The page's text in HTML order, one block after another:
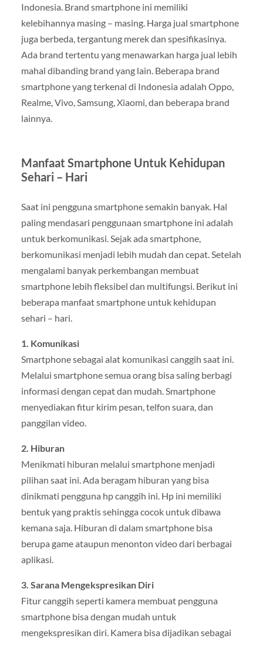
Indonesia. Brand smartphone ini memiliki
kelebihannya masing – masing. Harga jual smartphone
juga berbeda, tergantung merek dan spesifikasinya.
Ada brand tertentu yang menawarkan harga jual lebih
mahal dibanding brand yang lain. Beberapa brand
smartphone yang terkenal di Indonesia adalah Oppo,
Realme, Vivo, Samsung, Xiaomi, dan beberapa brand
lainnya.
Manfaat Smartphone Untuk Kehidupan
Sehari – Hari
Saat ini pengguna smartphone semakin banyak. Hal
paling mendasari penggunaan smartphone ini adalah
untuk berkomunikasi. Sejak ada smartphone,
berkomunikasi menjadi lebih mudah dan cepat. Setelah
mengalami banyak perkembangan membuat
smartphone lebih fleksibel dan multifungsi. Berikut ini
beberapa manfaat smartphone untuk kehidupan
sehari – hari.
1. Komunikasi
Smartphone sebagai alat komunikasi canggih saat ini.
Melalui smartphone semua orang bisa saling berbagi
informasi dengan cepat dan mudah. Smartphone
menyediakan fitur kirim pesan, telfon suara, dan
panggilan video.
2. Hiburan
Menikmati hiburan melalui smartphone menjadi
pilihan saat ini. Ada beragam hiburan yang bisa
dinikmati pengguna hp canggih ini. Hp ini memiliki
bentuk yang praktis sehingga cocok untuk dibawa
kemana saja. Hiburan di dalam smartphone bisa
berupa game ataupun menonton video dari berbagai
aplikasi.
3. Sarana Mengekspresikan Diri
Fitur canggih seperti kamera membuat pengguna
smartphone bisa dengan mudah untuk
mengekspresikan diri. Kamera bisa dijadikan sebagai